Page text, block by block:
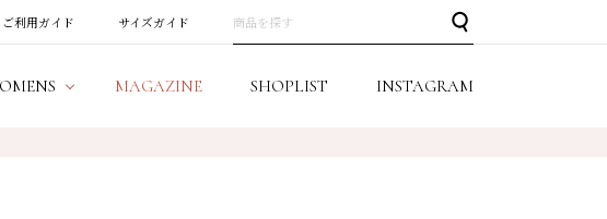
ご利用ガイド サイズガイド
MAGAZINE SHOPLIST INSTAGRAM